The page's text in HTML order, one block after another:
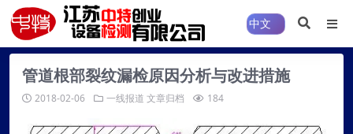
管道根部裂纹漏检原因分析与改进措施
2018-02-06 一线报道 文章归档 184